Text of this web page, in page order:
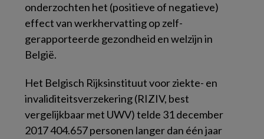
onderzochten het (positieve of negatieve)
effect van werkhervatting op zelf-
gerapporteerde gezondheid en welzijn in
België.
Het Belgisch Rijksinstituut voor ziekte- en
invaliditeitsverzekering (RIZIV, best
vergelijkbaar met UWV) telde 31 december
2017 404.657 personen langer dan één jaar